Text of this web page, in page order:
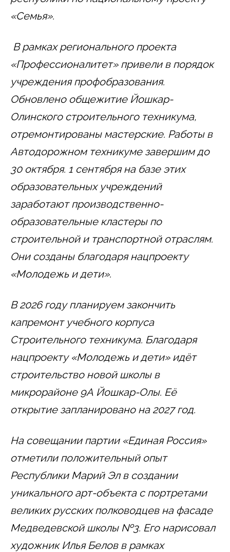
«Семья».
В рамках регионального проекта
«Профессионалитет» привели в порядок
учреждения профобразования.
Обновлено общежитие Йошкар-
Олинского строительного техникума,
отремонтированы мастерские. Работы в
Автодорожном техникуме завершим до
30 октября. 1 сентября на базе этих
образовательных учреждений
заработают производственно-
образовательные кластеры по
строительной и транспортной отраслям.
Они созданы благодаря нацпроекту
«Молодежь и дети».
В 2026 году планируем закончить
капремонт учебного корпуса
Строительного техникума. Благодаря
нацпроекту «Молодежь и дети» идёт
строительство новой школы в
микрорайоне 9А Йошкар-Олы. Её
открытие запланировано на 2027 год.
На совещании партии «Единая Россия»
отметили положительный опыт
Республики Марий Эл в создании
уникального арт-объекта с портретами
великих русских полководцев на фасаде
Медведевской школы №3. Его нарисовал
художник Илья Белов в рамках